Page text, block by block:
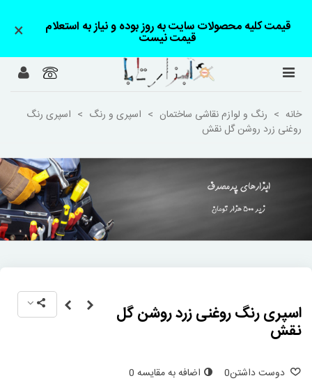
قیمت کلیه محصولات سایت به روز بوده و نیاز به استعلام
قیمت نیست ×
خانه > رنگ و لوازم نقاشی ساختمان > اسپری و رنگ > اسپری رنگ
روغنی زرد روشن گل نقش
اسپری رنگ روغنی زرد روشن گل
نقش
دوست داشتن0 اضافه به مقایسه 0